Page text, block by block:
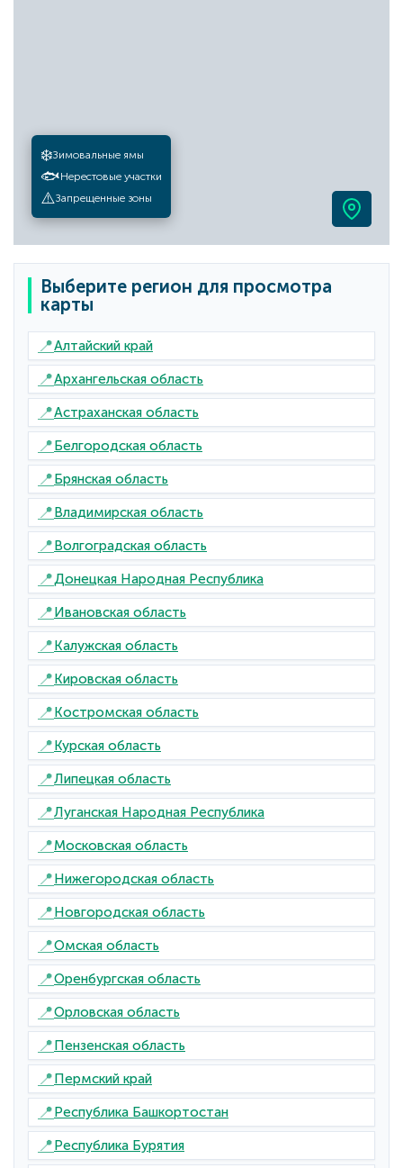
❄️Зимовальные ямы
🐟Нерестовые участки
⚠️Запрещенные зоны
Выберите регион для просмотра
карты
📍Алтайский край
📍Архангельская область
📍Астраханская область
📍Белгородская область
📍Брянская область
📍Владимирская область
📍Волгоградская область
📍Донецкая Народная Республика
📍Ивановская область
📍Калужская область
📍Кировская область
📍Костромская область
📍Курская область
📍Липецкая область
📍Луганская Народная Республика
📍Московская область
📍Нижегородская область
📍Новгородская область
📍Омская область
📍Оренбургская область
📍Орловская область
📍Пензенская область
📍Пермский край
📍Республика Башкортостан
📍Республика Бурятия